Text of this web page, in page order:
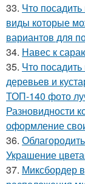
33. Что
виды которые
вариантов для
34. Навес к
35. Что
деревьев и
ТОП-140 фото
Разновидности
оформление
36.
Украшение
37. Миксбордер